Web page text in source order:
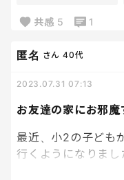
共感 5 1
お友達の家にお邪魔
匿名 さん 40代
2023.07.31 07:13
最近、小2の子ども
行くようになりまし
学校で約束してく